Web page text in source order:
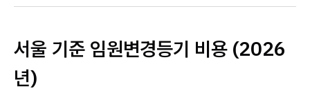
서울 기준 임원변경등기 비용 (2026
년)